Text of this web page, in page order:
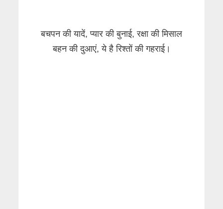
बचपन की यादें, प्यार की बुनाई, रक्षा की मिसाल
बहन की दुआएं, ये है रिश्तों की गहराई।